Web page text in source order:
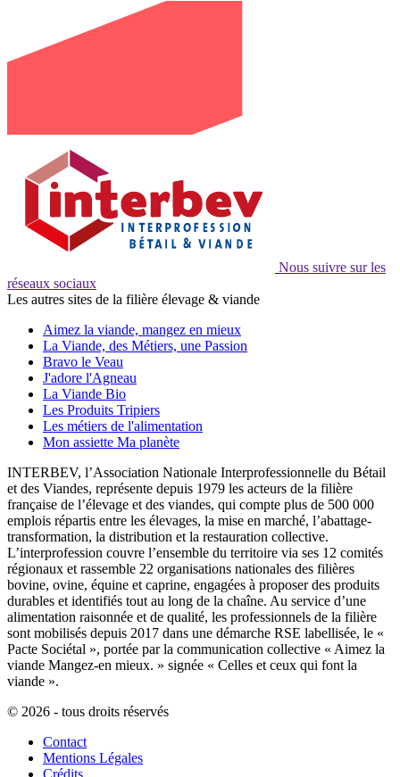
Nous suivre sur les
réseaux sociaux
Les autres sites de la filière élevage & viande
Aimez la viande, mangez en mieux
La Viande, des Métiers, une Passion
Bravo le Veau
J'adore l'Agneau
La Viande Bio
Les Produits Tripiers
Les métiers de l'alimentation
Mon assiette Ma planète
INTERBEV, l’Association Nationale Interprofessionnelle du Bétail
et des Viandes, représente depuis 1979 les acteurs de la filière
française de l’élevage et des viandes, qui compte plus de 500 000
emplois répartis entre les élevages, la mise en marché, l’abattage-
transformation, la distribution et la restauration collective.
L’interprofession couvre l’ensemble du territoire via ses 12 comités
régionaux et rassemble 22 organisations nationales des filières
bovine, ovine, équine et caprine, engagées à proposer des produits
durables et identifiés tout au long de la chaîne. Au service d’une
alimentation raisonnée et de qualité, les professionnels de la filière
sont mobilisés depuis 2017 dans une démarche RSE labellisée, le «
Pacte Sociétal », portée par la communication collective « Aimez la
viande Mangez-en mieux. » signée « Celles et ceux qui font la
viande ».
© 2026 - tous droits réservés
Contact
Mentions Légales
Crédits